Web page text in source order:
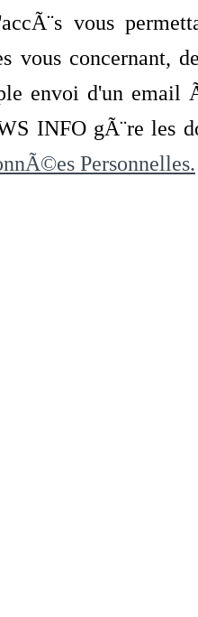
vous
vous concernant,
envoi d'un
INFO gÃ¨re les
Personnelles.